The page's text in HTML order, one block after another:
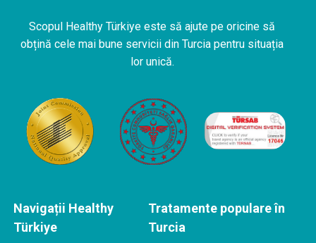
Scopul Healthy Türkiye este să ajute pe oricine să
obțină cele mai bune servicii din Turcia pentru situația
lor unică.
Navigații Healthy
Türkiye
Tratamente populare în
Turcia